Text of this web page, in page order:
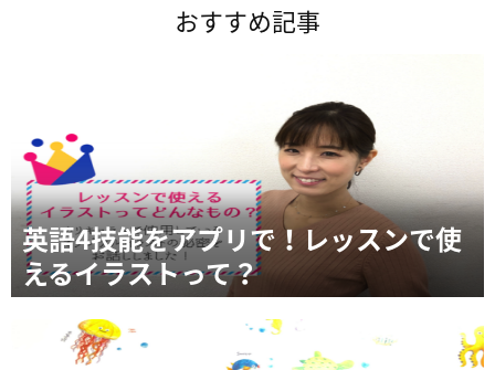
おすすめ記事
英語4技能をアプリで！レッスンで使
えるイラストって？